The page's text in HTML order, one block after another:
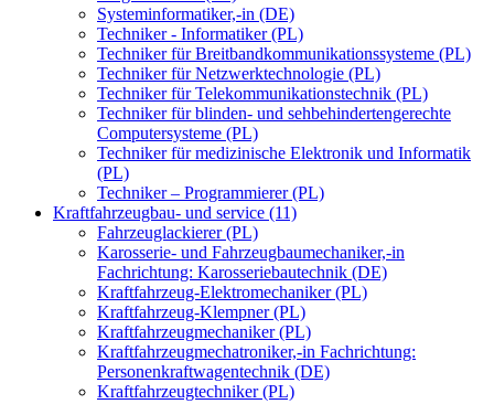
Systeminformatiker,-in (DE)
Techniker - Informatiker (PL)
Techniker für Breitbandkommunikationssysteme (PL)
Techniker für Netzwerktechnologie (PL)
Techniker für Telekommunikationstechnik (PL)
Techniker für blinden- und sehbehindertengerechte
Computersysteme (PL)
Techniker für medizinische Elektronik und Informatik
(PL)
Techniker – Programmierer (PL)
Kraftfahrzeugbau- und service (11)
Fahrzeuglackierer (PL)
Karosserie- und Fahrzeugbaumechaniker,-in
Fachrichtung: Karosseriebautechnik (DE)
Kraftfahrzeug-Elektromechaniker (PL)
Kraftfahrzeug-Klempner (PL)
Kraftfahrzeugmechaniker (PL)
Kraftfahrzeugmechatroniker,-in Fachrichtung:
Personenkraftwagentechnik (DE)
Kraftfahrzeugtechniker (PL)